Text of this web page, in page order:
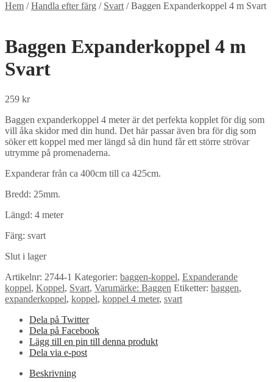
efter:
Hem /Handla efter färg / Svart /Baggen Expanderkoppel 4 m Svart
Baggen Expanderkoppel 4 m
Svart
259 kr
Baggen expanderkoppel 4 meter är det perfekta kopplet för dig som
vill åka skidor med din hund. Det här passar även bra för dig som
söker ett koppel med mer längd så din hund får ett större strövar
utrymme på promenaderna.
Expanderar från ca 400cm till ca 425cm.
Bredd: 25mm.
Längd: 4 meter
Färg: svart
Slut i lager
Artikelnr: 2744-1 Kategorier: baggen-koppel, Expanderande
koppel, Koppel, Svart, Varumärke: Baggen Etiketter: baggen,
expanderkoppel, koppel, koppel 4 meter, svart
Dela på Twitter
Dela på Facebook
Lägg till en pin till denna produkt
Dela via e-post
Beskrivning